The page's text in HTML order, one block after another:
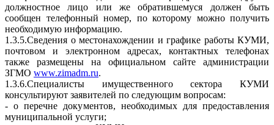
должностное лицо или же обратившемуся должен быть
сообщен телефонный номер, по которому можно получить
необходимую информацию.
1.3.5.Сведения о местонахождении и графике работы КУМИ,
почтовом и электронном адресах, контактных телефонах
также размещены на официальном сайте администрации
ЗГМО www.zimadm.ru.
1.3.6.Специалисты имущественного сектора КУМИ
консультируют заявителей по следующим вопросам:
- о перечне документов, необходимых для предоставления
муниципальной услуги;